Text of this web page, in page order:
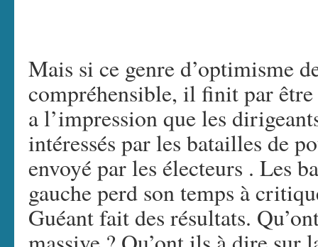
Mais si ce genre d’optimisme
compréhensible, il finit par
a l’impression que les
intéressés par les batailles de
envoyé par les électeurs . Les
gauche perd son temps à
Guéant fait des résultats.